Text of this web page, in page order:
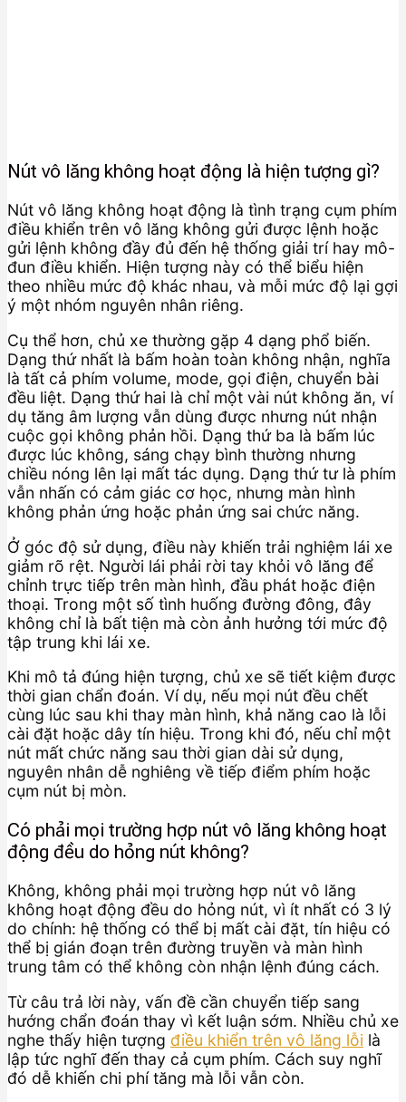
Nút vô lăng không hoạt động là hiện tượng gì?
Nút vô lăng không hoạt động là tình trạng cụm phím
điều khiển trên vô lăng không gửi được lệnh hoặc
gửi lệnh không đầy đủ đến hệ thống giải trí hay mô-
đun điều khiển. Hiện tượng này có thể biểu hiện
theo nhiều mức độ khác nhau, và mỗi mức độ lại gợi
ý một nhóm nguyên nhân riêng.
Cụ thể hơn, chủ xe thường gặp 4 dạng phổ biến.
Dạng thứ nhất là bấm hoàn toàn không nhận, nghĩa
là tất cả phím volume, mode, gọi điện, chuyển bài
đều liệt. Dạng thứ hai là chỉ một vài nút không ăn, ví
dụ tăng âm lượng vẫn dùng được nhưng nút nhận
cuộc gọi không phản hồi. Dạng thứ ba là bấm lúc
được lúc không, sáng chạy bình thường nhưng
chiều nóng lên lại mất tác dụng. Dạng thứ tư là phím
vẫn nhấn có cảm giác cơ học, nhưng màn hình
không phản ứng hoặc phản ứng sai chức năng.
Ở góc độ sử dụng, điều này khiến trải nghiệm lái xe
giảm rõ rệt. Người lái phải rời tay khỏi vô lăng để
chỉnh trực tiếp trên màn hình, đầu phát hoặc điện
thoại. Trong một số tình huống đường đông, đây
không chỉ là bất tiện mà còn ảnh hưởng tới mức độ
tập trung khi lái xe.
Khi mô tả đúng hiện tượng, chủ xe sẽ tiết kiệm được
thời gian chẩn đoán. Ví dụ, nếu mọi nút đều chết
cùng lúc sau khi thay màn hình, khả năng cao là lỗi
cài đặt hoặc dây tín hiệu. Trong khi đó, nếu chỉ một
nút mất chức năng sau thời gian dài sử dụng,
nguyên nhân dễ nghiêng về tiếp điểm phím hoặc
cụm nút bị mòn.
Có phải mọi trường hợp nút vô lăng không hoạt
động đều do hỏng nút không?
Không, không phải mọi trường hợp nút vô lăng
không hoạt động đều do hỏng nút, vì ít nhất có 3 lý
do chính: hệ thống có thể bị mất cài đặt, tín hiệu có
thể bị gián đoạn trên đường truyền và màn hình
trung tâm có thể không còn nhận lệnh đúng cách.
Từ câu trả lời này, vấn đề cần chuyển tiếp sang
hướng chẩn đoán thay vì kết luận sớm. Nhiều chủ xe
nghe thấy hiện tượng điều khiển trên vô lăng lỗi là
lập tức nghĩ đến thay cả cụm phím. Cách suy nghĩ
đó dễ khiến chi phí tăng mà lỗi vẫn còn.